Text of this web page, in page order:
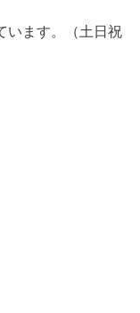
います。（土日祝